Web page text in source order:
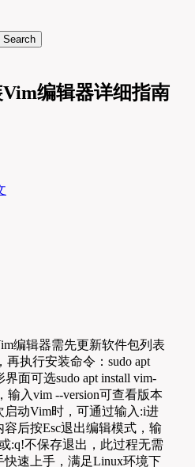
Search
编辑器详细指南
编辑器需先更新软件包列表
再执行安装命令：sudo apt
面可选sudo apt install vim-
输入vim --version可查看版本
动Vim时，可通过输入:i进
后按Esc退出编辑模式，输
:q!不保存退出，此过程无需
速上手，满足Linux环境下